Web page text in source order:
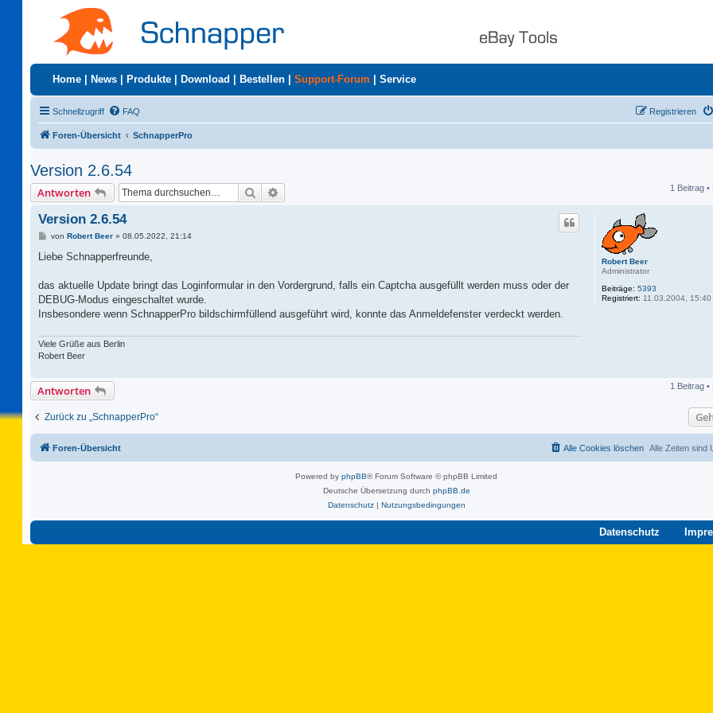
Home News Produkte Download Bestellen Support-Forum Service
Schnellzugriff FAQ Registrieren
Foren-Übersicht SchnapperPro
Version 2.6.54
Antworten Suche 1 Beitrag •
Robert Beer
Administrator
Beiträge: 5393
Registriert: 11.03.2004, 15:40
Version 2.6.54
B
i
a
von Robert Beer» 08.05.2022, 21:14
Liebe Schnapperfreunde,
das aktuelle Update bringt das Loginformular in den Vordergrund, falls ein Captcha ausgefüllt werden muss oder der
DEBUG-Modus eingeschaltet wurde.
Insbesondere wenn SchnapperPro bildschirmfüllend ausgeführt wird, konnte das Anmeldefenster verdeckt werden.
Viele Grüße aus Berlin
Robert Beer
Antworten 1 Beitrag •
Zurück zu „SchnapperPro“
Foren-Übersicht Alle Zeiten sind
Alle Cookies löschen
Powered by phpBB® Forum Software © phpBB Limited
Deutsche Übersetzung durch phpBB.de
Datenschutz| Nutzungsbedingungen
Datenschutz